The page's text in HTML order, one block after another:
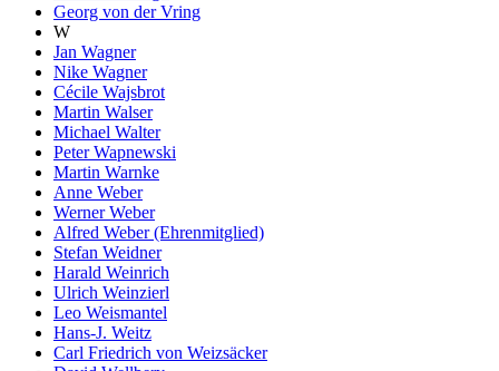
Georg von der Vring
W
Jan Wagner
Nike Wagner
Cécile Wajsbrot
Martin Walser
Michael Walter
Peter Wapnewski
Martin Warnke
Anne Weber
Werner Weber
Alfred Weber (Ehrenmitglied)
Stefan Weidner
Harald Weinrich
Ulrich Weinzierl
Leo Weismantel
Hans-J. Weitz
Carl Friedrich von Weizsäcker